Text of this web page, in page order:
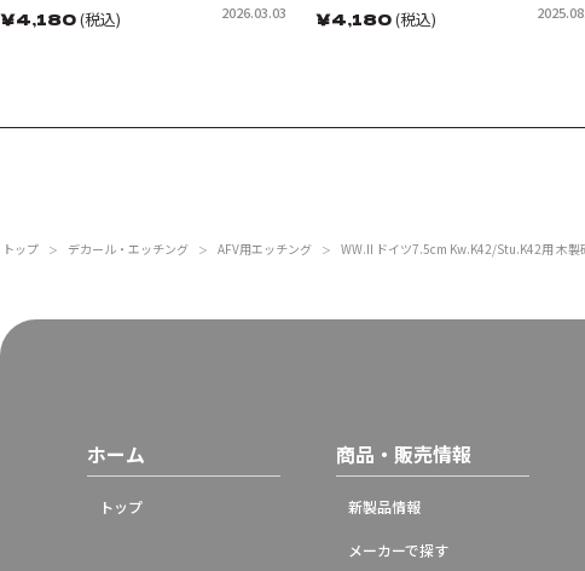
￥4,180(税込) 2026.03.03
￥4,180(税込)
トップ ＞ デカール・エッチング ＞ AFV用エッチング ＞ WW.II ドイツ7.5cm Kw.K42/Stu.K42用 木
ホーム
トップ
商品・販売情報
新製品情報
メーカーで探す